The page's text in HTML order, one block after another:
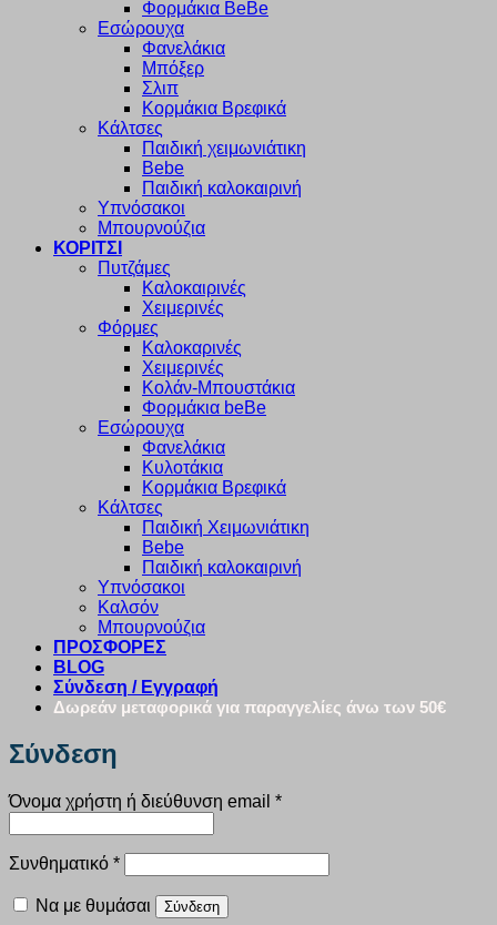
Φορμάκια BeBe
Εσώρουχα
Φανελάκια
Μπόξερ
Σλιπ
Κορμάκια Βρεφικά
Κάλτσες
Παιδική χειμωνιάτικη
Bebe
Παιδική καλοκαιρινή
Υπνόσακοι
Μπουρνούζια
ΚΟΡΙΤΣΙ
Πυτζάμες
Καλοκαιρινές
Χειμερινές
Φόρμες
Καλοκαρινές
Χειμερινές
Κολάν-Μπουστάκια
Φορμάκια beBe
Εσώρουχα
Φανελάκια
Κυλοτάκια
Κορμάκια Βρεφικά
Κάλτσες
Παιδική Χειμωνιάτικη
Bebe
Παιδική καλοκαιρινή
Υπνόσακοι
Καλσόν
Μπουρνούζια
ΠΡΟΣΦΟΡΕΣ
BLOG
Σύνδεση / Εγγραφή
Δωρεάν μεταφορικά για παραγγελίες άνω των 50€
Σύνδεση
Όνομα χρήστη ή διεύθυνση email *Απαιτείται
Συνθηματικό *Απαιτείται
Να με θυμάσαι Σύνδεση